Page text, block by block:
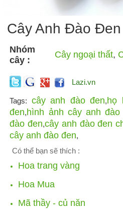
Cây Anh Đào Đen
Nhóm
cây :
Cây ngoại thất,
Lazi.vn
Tags: cây anh đào đen,họ
đen,hình ảnh cây anh đào
đào đen,cây anh đào đen
cây anh đào đen,
Có thể bạn sẽ thích :
Hoa trang vàng
Hoa Mua
Mã thầy - củ năn